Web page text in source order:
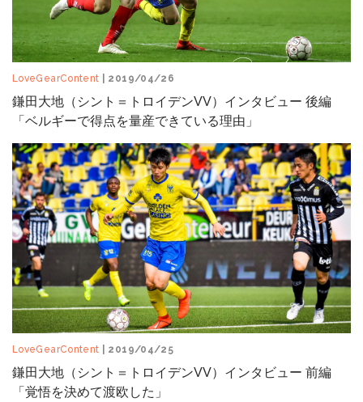
LoveGearContent | 2019/04/26
鎌田大地（シント＝トロイデンVV）インタビュー 後編
「ベルギーで得点を量産できている理由」
LoveGearContent | 2019/04/25
鎌田大地（シント＝トロイデンVV）インタビュー 前編
「覚悟を決めて渡欧した」